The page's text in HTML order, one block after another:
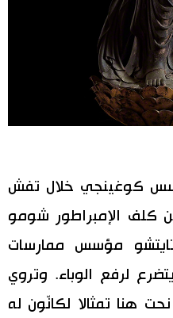
كوغينجي خلال تفش
عام 736، حين كلف الإمبراطور شومو
مؤسس ممارسات
لرفع الوباء. وتروي
هنا تمثالا لكانّون له